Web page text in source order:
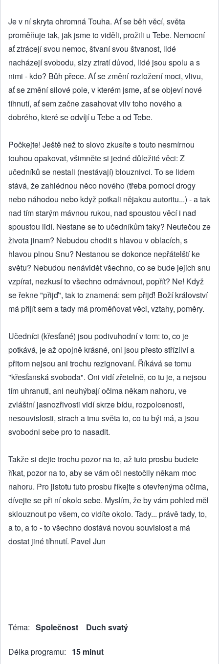
Je v ní skryta ohromná Touha. Ať se běh věcí, světa
proměňuje tak, jak jsme to viděli, prožili u Tebe. Nemocní
ať ztrácejí svou nemoc, štvaní svou štvanost, lidé
nacházejí svobodu, slzy ztratí důvod, lidé jsou spolu a s
nimi - kdo? Bůh přece. Ať se změní rozložení moci, vlivu,
ať se změní silové pole, v kterém jsme, ať se objeví nové
tíhnutí, ať sem začne zasahovat vliv toho nového a
dobrého, které se odvíjí u Tebe a od Tebe.
Počkejte! Ještě než to slovo zkusíte s touto nesmírnou
touhou opakovat, všimněte si jedné důležité věci: Z
učedníků se nestali (nestávají) blouznivci. To se lidem
stává, že zahlédnou něco nového (třeba pomocí drogy
nebo náhodou nebo když potkali nějakou autoritu...) - a tak
nad tím starým mávnou rukou, nad spoustou věcí i nad
spoustou lidí. Nestane se to učedníkům taky? Neutečou ze
života jinam? Nebudou chodit s hlavou v oblacích, s
hlavou plnou Snu? Nestanou se dokonce nepřátelští ke
světu? Nebudou nenávidět všechno, co se bude jejich snu
vzpírat, nezkusí to všechno odmávnout, popřít? Ne! Když
se řekne "přijď", tak to znamená: sem přijď! Boží království
má přijít sem a tady má proměňovat věci, vztahy, poměry.
Učedníci (křesťané) jsou podivuhodní v tom: to, co je
potkává, je až opojně krásné, oni jsou přesto střízliví a
přitom nejsou ani trochu rezignovaní. Říkává se tomu
"křesťanská svoboda". Oni vidí zřetelně, co tu je, a nejsou
tím uhranuti, ani neuhýbají očima někam nahoru, ve
zvláštní jasnozřivosti vidí skrze bídu, rozpolcenosti,
nesouvislosti, strach a tmu světa to, co tu být má, a jsou
svobodni sebe pro to nasadit.
Takže si dejte trochu pozor na to, až tuto prosbu budete
říkat, pozor na to, aby se vám oči nestočily někam moc
nahoru. Pro jistotu tuto prosbu říkejte s otevřenýma očima,
dívejte se při ní okolo sebe. Myslím, že by vám pohled měl
sklouznout po všem, co vidíte okolo. Tady... právě tady, to,
a to, a to - to všechno dostává novou souvislost a má
dostat jiné tíhnutí. Pavel Jun
Téma Společnost Duch svatý
Délka programu 15 minut